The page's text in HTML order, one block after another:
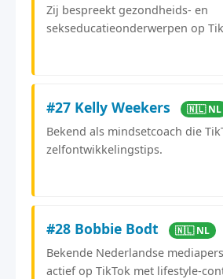
Zij bespreekt gezondheids- en
sekseducatieonderwerpen op
#27 Kelly Weekers 🇳🇱 NL
Bekend als mindsetcoach die
zelfontwikkelingstips.
#28 Bobbie Bodt 🇳🇱 NL
Bekende Nederlandse
actief op TikTok met lifestyle-